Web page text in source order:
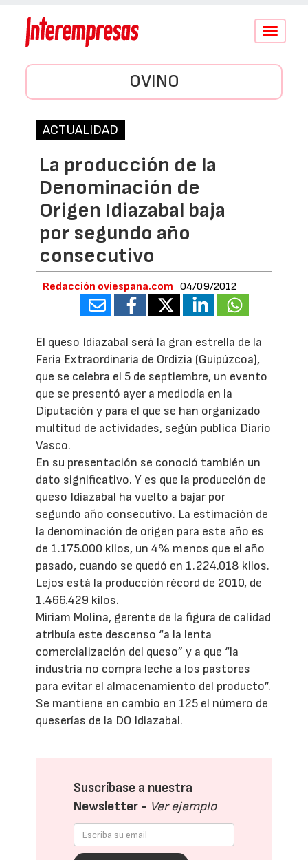
Conmutar
OVINO
ACTUALIDAD
La producción de la
Denominación de
Origen Idiazabal baja
por segundo año
consecutivo
Redacción oviespana.com 04/09/2012
El queso Idiazabal será la gran estrella de la
Feria Extraordinaria de Ordizia (Guipúzcoa),
que se celebra el 5 de septiembre, un evento
que se presentó ayer a mediodía en la
Diputación y para el que se han organizado
multitud de actividades, según publica Diario
Vasco.
En su presentación se conoció también un
dato significativo. Y es que la producción de
queso Idiazabal ha vuelto a bajar por
segundo año consecutivo. La estimación de
la denominación de origen para este año es
de 1.175.000 kilos, un 4% menos que el año
pasado, cuando se quedó en 1.224.018 kilos.
Lejos está la producción récord de 2010, de
1.466.429 kilos.
Miriam Molina, gerente de la figura de calidad
atribuía este descenso “a la lenta
comercialización del queso” y a que “la
industria no compra leche a los pastores
para evitar el almacenamiento del producto”.
Se mantiene en cambio en 125 el número de
queserías de la DO Idiazabal.
Suscríbase a nuestra
Newsletter - Ver ejemplo